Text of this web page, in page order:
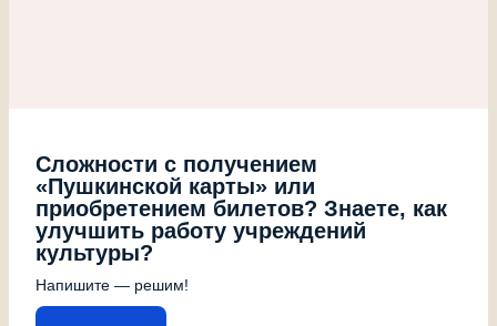
Сложности с получением
«Пушкинской карты» или
приобретением билетов? Знаете, как
улучшить работу учреждений
культуры?
Напишите — решим!